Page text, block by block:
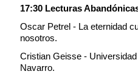
17:30 Lecturas
Oscar Petrel - La eternidad
nosotros.
Cristian Geisse -
Navarro.